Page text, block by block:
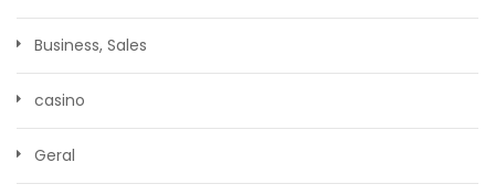
Business, Sales
casino
Geral